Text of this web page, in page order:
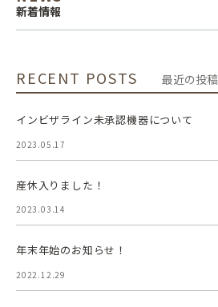
新着情報
RECENT POSTS 最近の投稿
インビザライン未承認機器について
2023.05.17
産休入りました！
2023.03.14
年末年始のお知らせ！
2022.12.29